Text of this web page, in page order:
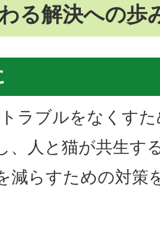
る解決への歩
ラブルをなくす
、人と猫が共生す
減らすための対策